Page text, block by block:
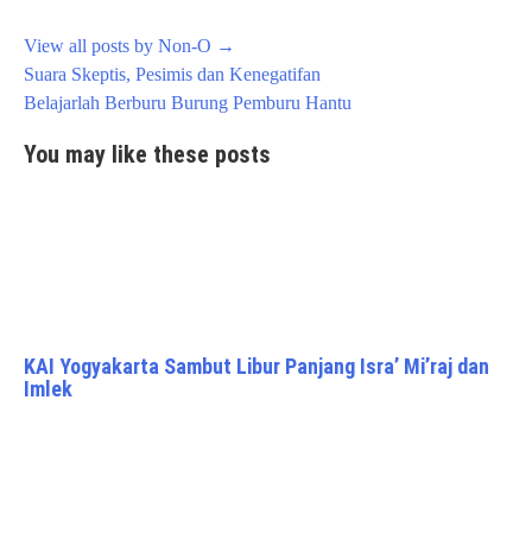
View all posts by Non-O →
Post
navigation
Suara Skeptis, Pesimis dan Kenegatifan
Belajarlah Berburu Burung Pemburu Hantu
You may like these posts
KAI Yogyakarta Sambut Libur Panjang Isra’ Mi’raj dan
Imlek